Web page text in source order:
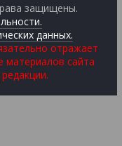
защищены.
данных.
отражает
материалов сайта